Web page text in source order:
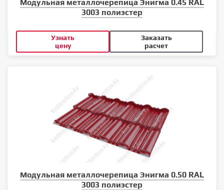
Модульная металлочерепица Энигма 0.45 RAL
3003 полиэстер
Узнать
цену
Заказать
расчет
Модульная металлочерепица Энигма 0.50 RAL
3003 полиэстер